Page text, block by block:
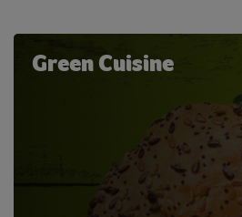
Green Cuisine